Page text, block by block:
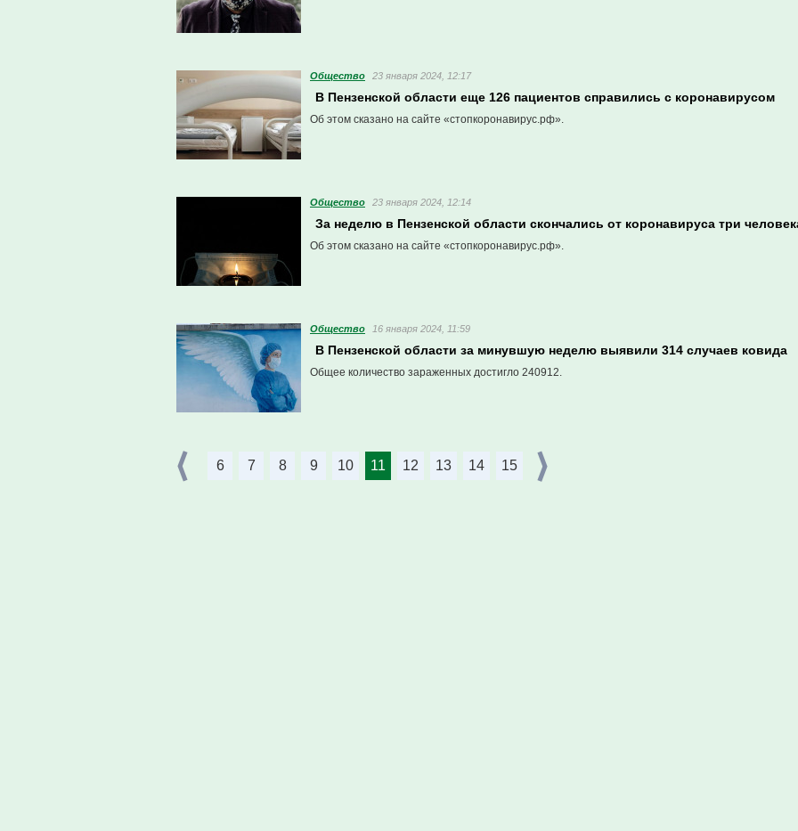
Общество 23 января 2024, 12:17
В Пензенской области еще 126 пациентов справились с коронавирусом
Об этом сказано на сайте «стопкоронавирус.рф».
Общество 23 января 2024, 12:14
За неделю в Пензенской области скончались от коронавируса три
Об этом сказано на сайте «стопкоронавирус.рф».
Общество 16 января 2024, 11:59
В Пензенской области за минувшую неделю выявили 314 случаев ковида
Общее количество зараженных достигло 240912.
6 7 8 9 10 11 12 13 14 15